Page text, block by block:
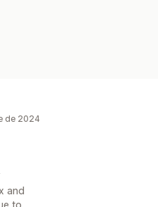
de 2024
and
to